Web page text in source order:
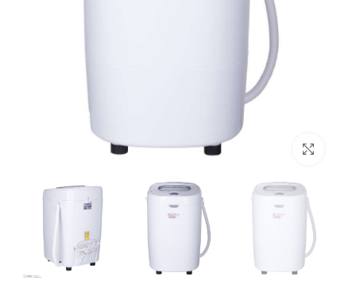
برای بزرگنمایی کلیک کنید